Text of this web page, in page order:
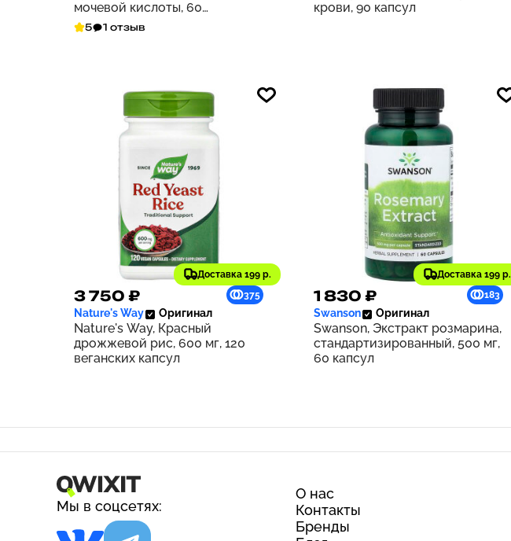
мочевой кислоты, 60
растительных капсул
5 1 отзыв
крови, 90 капсул
Доставка 199 р.
3 750 ₽ 375
Nature's Way Оригинал
Nature's Way, Красный
дрожжевой рис, 600 мг, 120
веганских капсул
Доставка 199 р.
1 830 ₽ 183
Swanson Оригинал
Swanson, Экстракт розмарина,
стандартизированный, 500 мг,
60 капсул
Мы в соцсетях:
О нас
Контакты
Бренды